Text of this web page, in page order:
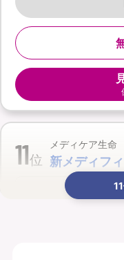
11位
メディケア生命
新メディフ